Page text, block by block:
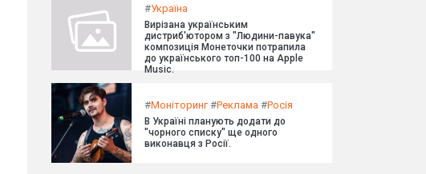
#Україна
Вирізана українським
дистриб'ютором з "Людини-павука"
композиція Монеточки потрапила
до українського топ-100 на Apple
Music.
#Моніторинг#Реклама #Росія
В Україні планують додати до
"чорного списку" ще одного
виконавця з Росії.